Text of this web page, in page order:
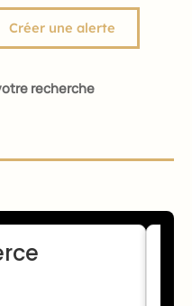
Créer une alerte
recherche